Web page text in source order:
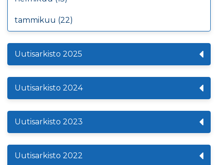
tammikuu (22)
Uutisarkisto 2025
Uutisarkisto 2024
Uutisarkisto 2023
Uutisarkisto 2022